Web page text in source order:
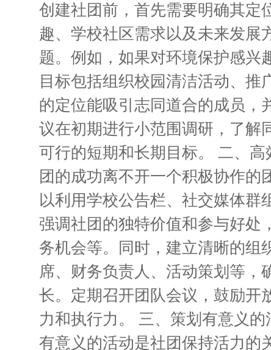
创建社团前，首先需要明确其定
趣、学校社区需求以及未来发展
题。例如，如果对环境保护感兴
目标包括组织校园清洁活动、推
的定位能吸引志同道合的成员，
议在初期进行小范围调研，了解
可行的短期和长期目标。 二、
团的成功离不开一个积极协作的
以利用学校公告栏、社交媒体群
强调社团的独特价值和参与好处
务机会等。同时，建立清晰的组
席、财务负责人、活动策划等，
长。定期召开团队会议，鼓励开
力和执行力。 三、策划有意义
有意义的活动是社团保持活力的